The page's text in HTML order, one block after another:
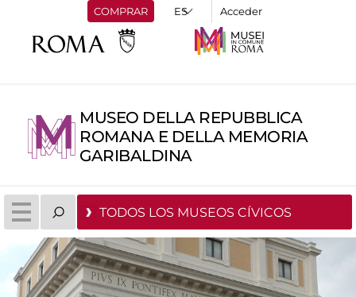
COMPRAR Acceder
MUSEO DELLA REPUBBLICA
ROMANA E DELLA MEMORIA
GARIBALDINA
TODOS LOS MUSEOS CÍVICOS